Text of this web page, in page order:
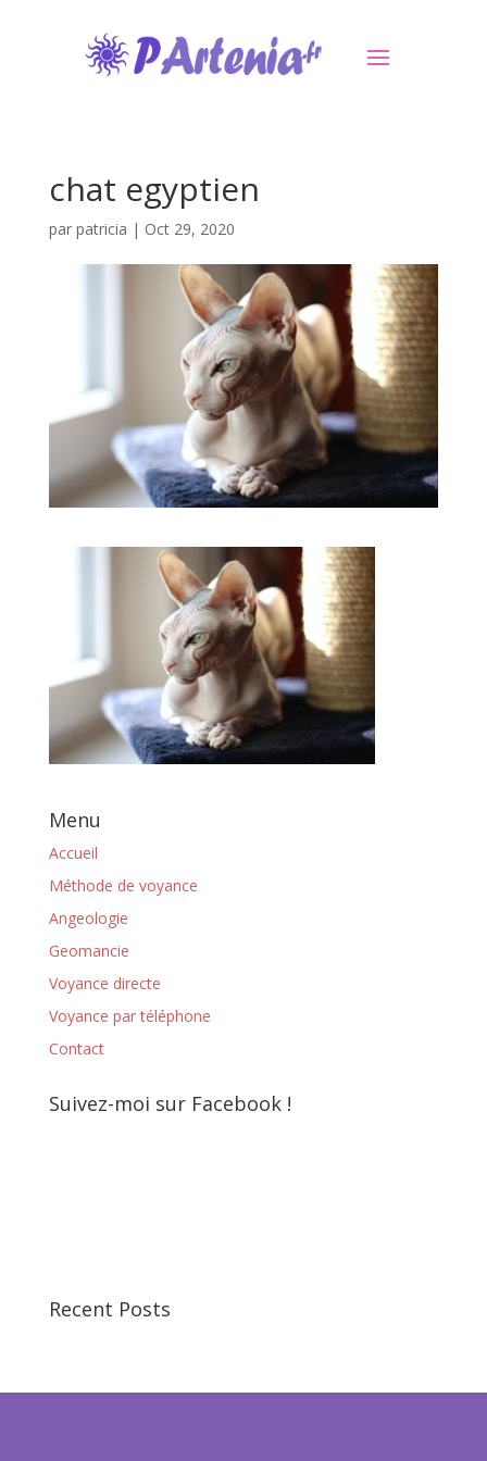
chat egyptien
par patricia | Oct 29, 2020
Menu
Accueil
Méthode de voyance
Angeologie
Geomancie
Voyance directe
Voyance par téléphone
Contact
Suivez-moi sur Facebook !
Recent Posts